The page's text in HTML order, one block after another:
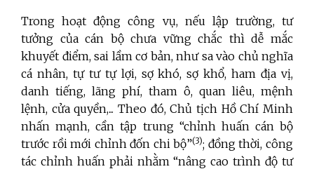
Trong hoạt động công vụ, nếu lập trường, tư
tưởng của cán bộ chưa vững chắc thì dễ mắc
khuyết điểm, sai lầm cơ bản, như sa vào chủ nghĩa
cá nhân, tự tư tự lợi, sợ khó, sợ khổ, ham địa vị,
danh tiếng, lãng phí, tham ô, quan liêu, mệnh
lệnh, cửa quyền,... Theo đó, Chủ tịch Hồ Chí Minh
nhấn mạnh, cần tập trung “chỉnh huấn cán bộ
trước rồi mới chỉnh đốn chi bộ”(3); đồng thời, công
tác chỉnh huấn phải nhằm “nâng cao trình độ tư